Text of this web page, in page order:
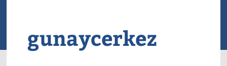
gunaycerkez